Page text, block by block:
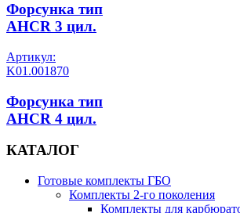
Форсунка тип
AHCR 3 цил.
Артикул:
K01.001870
Форсунка тип
AHCR 4 цил.
КАТАЛОГ
Готовые комплекты ГБО
Комплекты 2-го поколения
Комплекты для